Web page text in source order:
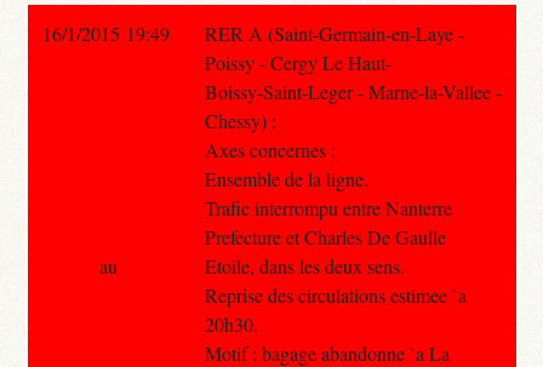
16/1/2015 19:49
RER A (Saint-Germain-en-Laye -
Poissy - Cergy Le Haut-
Boissy-Saint-Leger - Marne-la-Vallee -
Chessy) :
Axes concernes :
Ensemble de la ligne.
Trafic interrompu entre Nanterre
Prefecture et Charles De Gaulle
Etoile, dans les deux sens.
Reprise des circulations estimee `a
20h30.
Motif : bagage abandonne `a La
au